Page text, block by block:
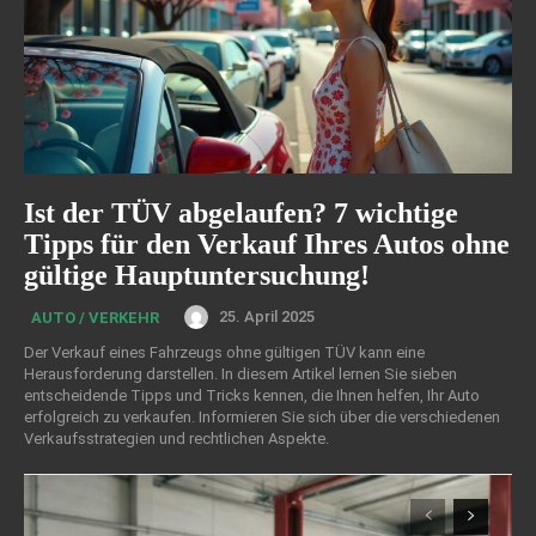
Ist der TÜV abgelaufen? 7 wichtige
Tipps für den Verkauf Ihres Autos ohne
gültige Hauptuntersuchung!
AUTO / VERKEHR
25. April 2025
Der Verkauf eines Fahrzeugs ohne gültigen TÜV kann eine
Herausforderung darstellen. In diesem Artikel lernen Sie sieben
entscheidende Tipps und Tricks kennen, die Ihnen helfen, Ihr Auto
erfolgreich zu verkaufen. Informieren Sie sich über die verschiedenen
Verkaufsstrategien und rechtlichen Aspekte.